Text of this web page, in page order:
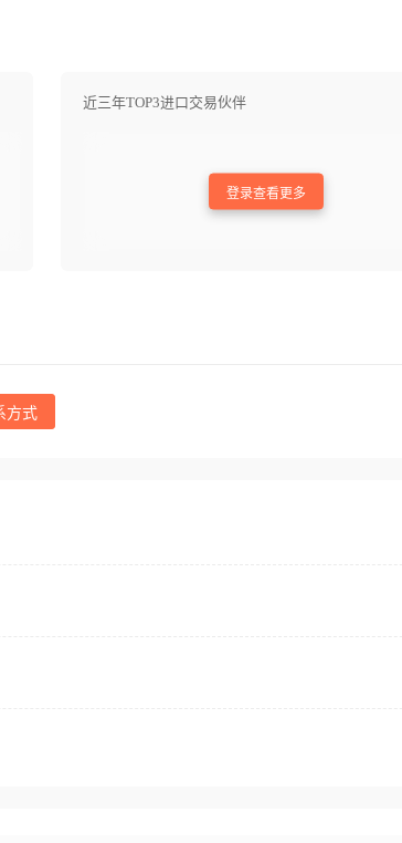
近三年TOP3进口交易伙伴
登录查看更多
方式